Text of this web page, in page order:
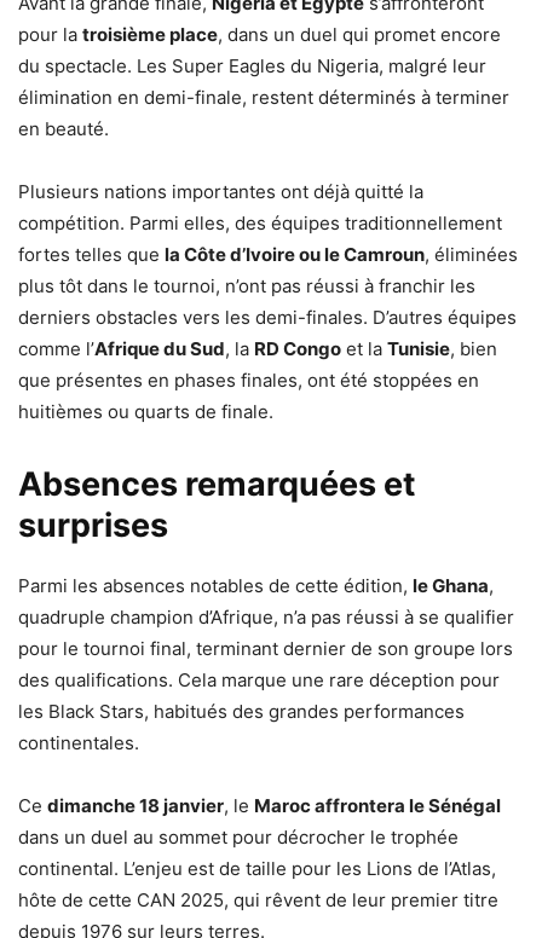
pour la troisième place, dans un duel qui promet encore
du spectacle. Les Super Eagles du Nigeria, malgré leur
élimination en demi-finale, restent déterminés à terminer
en beauté.
Plusieurs nations importantes ont déjà quitté la
compétition. Parmi elles, des équipes traditionnellement
fortes telles que la Côte d’Ivoire ou le Camroun, éliminées
plus tôt dans le tournoi, n’ont pas réussi à franchir les
derniers obstacles vers les demi-finales. D’autres équipes
comme l’Afrique du Sud, la RD Congo et la Tunisie, bien
que présentes en phases finales, ont été stoppées en
huitièmes ou quarts de finale.
Absences remarquées et
surprises
Parmi les absences notables de cette édition, le Ghana,
quadruple champion d’Afrique, n’a pas réussi à se qualifier
pour le tournoi final, terminant dernier de son groupe lors
des qualifications. Cela marque une rare déception pour
les Black Stars, habitués des grandes performances
continentales.
Ce dimanche 18 janvier, le Maroc affrontera le Sénégal
dans un duel au sommet pour décrocher le trophée
continental. L’enjeu est de taille pour les Lions de l’Atlas,
hôte de cette CAN 2025, qui rêvent de leur premier titre
depuis 1976 sur leurs terres.